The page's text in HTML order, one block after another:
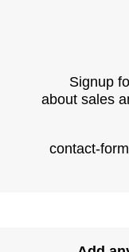
Signup
about sales
[contact-